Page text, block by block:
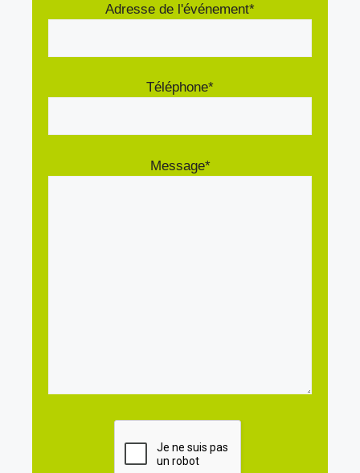
Adresse de l'événement*
Téléphone*
Message*